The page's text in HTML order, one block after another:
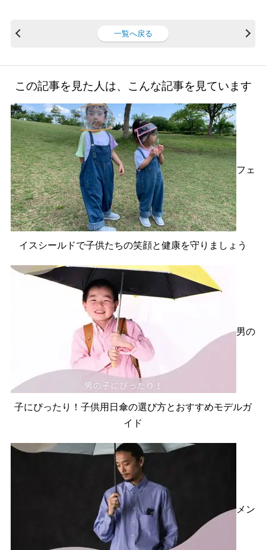
o
o
k
一覧へ戻る
この記事を見た人は、こんな記事を見ています
フェ
イスシールドで子供たちの笑顔と健康を守りましょう
男の
子にぴったり！子供用日傘の選び方とおすすめモデルガ
イド
メン